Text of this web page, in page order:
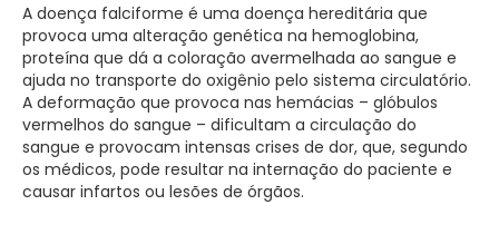
A doença falciforme é uma doença hereditária que
provoca uma alteração genética na hemoglobina,
proteína que dá a coloração avermelhada ao sangue e
ajuda no transporte do oxigênio pelo sistema circulatório.
A deformação que provoca nas hemácias – glóbulos
vermelhos do sangue – dificultam a circulação do
sangue e provocam intensas crises de dor, que, segundo
os médicos, pode resultar na internação do paciente e
causar infartos ou lesões de órgãos.